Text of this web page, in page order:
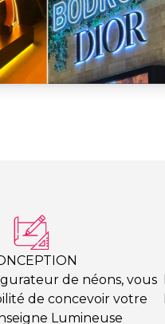
de néons, vous
de concevoir votre
Lumineuse